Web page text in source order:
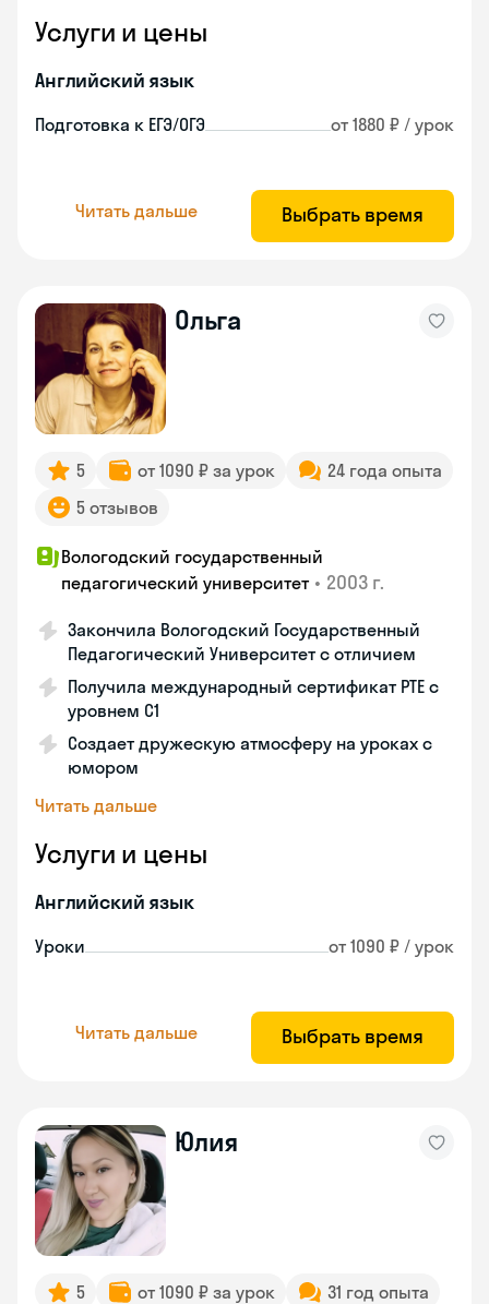
Услуги и цены
Английский язык
Подготовка к ЕГЭ/ОГЭ от 1880 ₽ / урок
Читать дальше Выбрать время
Ольга
5 от 1090 ₽ за урок
24 года опыта
5 отзывов
Вологодский государственный
педагогический университет • 2003 г.
Закончила Вологодский Государственный
Педагогический Университет с отличием
Получила международный сертификат PTE с
уровнем C1
Создает дружескую атмосферу на уроках с
юмором
Читать дальше
Услуги и цены
Английский язык
Уроки от 1090 ₽ / урок
Читать дальше Выбрать время
Юлия
5 от 1090 ₽ за урок
31 год опыта